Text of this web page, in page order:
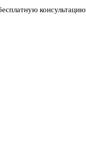
консультацию